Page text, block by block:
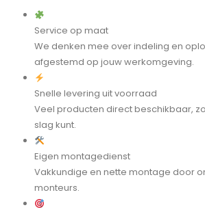
Service op maat
We denken mee over indeling en
afgestemd op jouw werkomgeving.
Snelle levering uit voorraad
Veel producten direct beschikbaar,
slag kunt.
Eigen montagedienst
Vakkundige en nette montage door
monteurs.